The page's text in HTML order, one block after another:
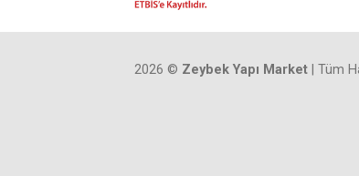
2026 © Zeybek Yapı Market | Tüm